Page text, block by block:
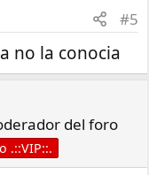
#5
no la conocia
del foro
.::VIP::.